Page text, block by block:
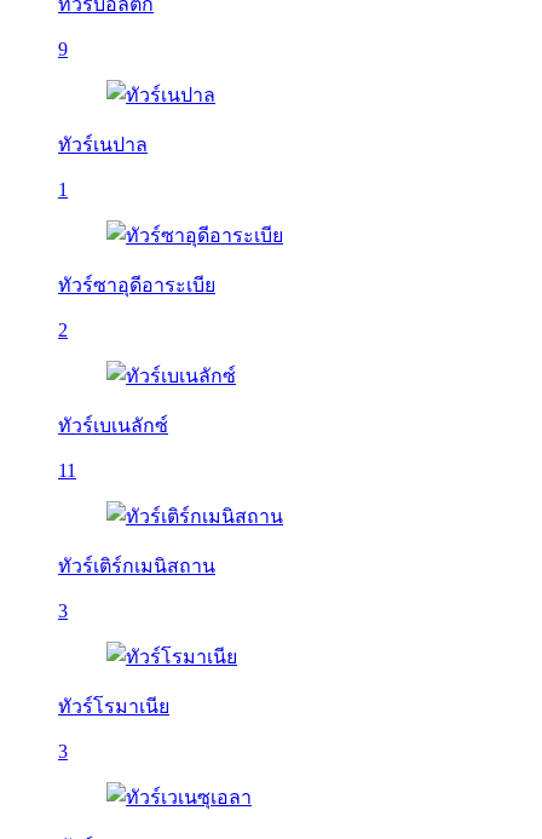
ทัวร์บอลติก
9
ทัวร์เนปาล
1
ทัวร์ซาอุดีอาระเบีย
2
ทัวร์เบเนลักซ์
11
ทัวร์เติร์กเมนิสถาน
3
ทัวร์โรมาเนีย
3